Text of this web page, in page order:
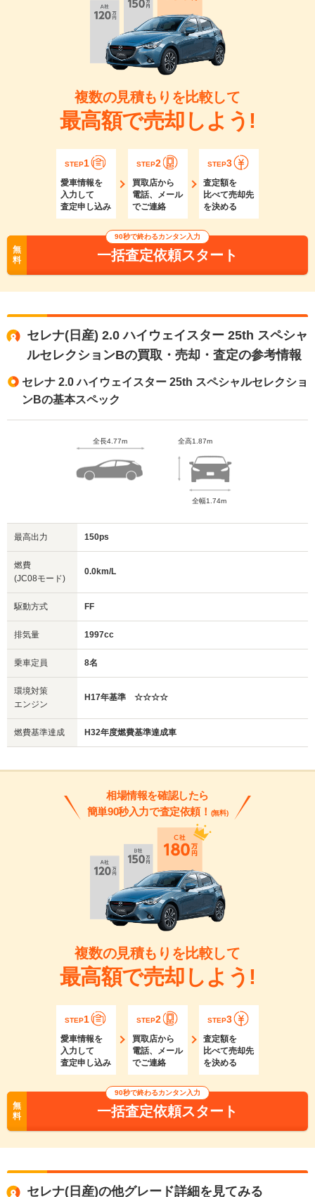
複数の見積もりを比較して
最高額で売却しよう!
STEP1
愛車情報を
入力して
査定申し込み
STEP2
買取店から
電話、メール
でご連絡
STEP3
査定額を
比べて売却先
を決める
無
料
90秒で終わるカンタン入力
一括査定依頼スタート
セレナ(日産) 2.0 ハイウェイスター 25th スペシャ
ルセレクションBの買取・売却・査定の参考情報
セレナ 2.0 ハイウェイスター 25th スペシャルセレクショ
ンBの基本スペック
全長4.77m 全高1.87m
全幅1.74m
最高出力 150ps
燃費
(JC08モード)
0.0km/L
駆動方式 FF
排気量 1997cc
乗車定員 8名
環境対策
エンジン
H17年基準 ☆☆☆☆
燃費基準達成 H32年度燃費基準達成車
相場情報を確認したら
簡単90秒入力で査定依頼！ (無料)
複数の見積もりを比較して
最高額で売却しよう!
STEP1
愛車情報を
入力して
査定申し込み
STEP2
買取店から
電話、メール
でご連絡
STEP3
査定額を
比べて売却先
を決める
無
料
90秒で終わるカンタン入力
一括査定依頼スタート
セレナ(日産)の他グレード詳細を見てみる